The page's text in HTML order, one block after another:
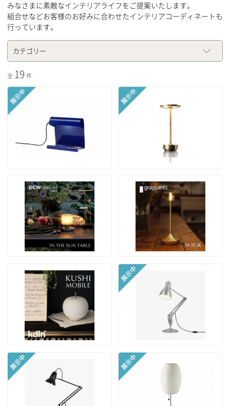
みなさまに素敵なインテリアライフをご提案いたします。
組合せなどお客様のお好みに合わせたインテリアコーディネートも
行っています。
カテゴリー
全 19 件